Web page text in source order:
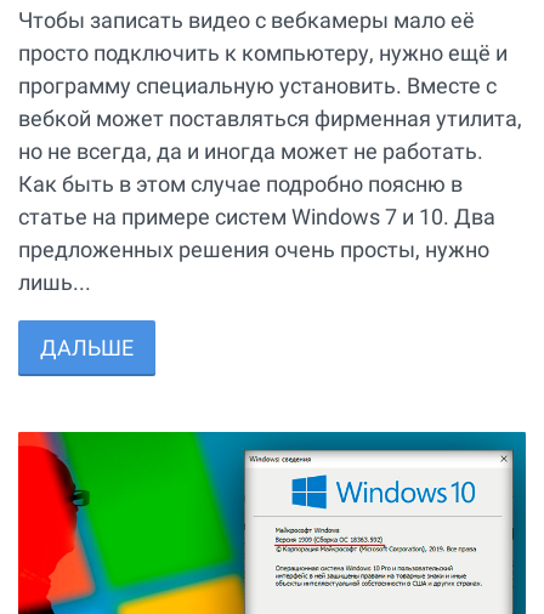
Чтобы записать видео с вебкамеры мало её
просто подключить к компьютеру, нужно ещё и
программу специальную установить. Вместе с
вебкой может поставляться фирменная утилита,
но не всегда, да и иногда может не работать.
Как быть в этом случае подробно поясню в
статье на примере систем Windows 7 и 10. Два
предложенных решения очень просты, нужно
лишь...
ДАЛЬШЕ